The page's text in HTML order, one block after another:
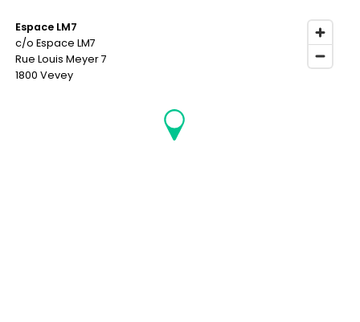
Espace LM7
c/o Espace LM7
Rue Louis Meyer 7
1800 Vevey